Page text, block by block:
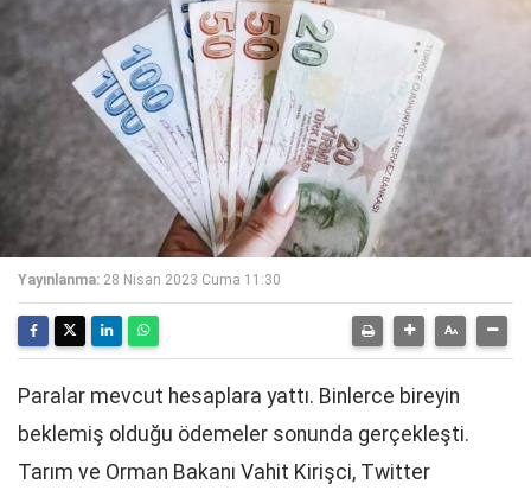
Yayınlanma: 28 Nisan 2023 Cuma 11:30
Paralar mevcut hesaplara yattı. Binlerce bireyin
beklemiş olduğu ödemeler sonunda gerçekleşti.
Tarım ve Orman Bakanı Vahit Kirişci, Twitter